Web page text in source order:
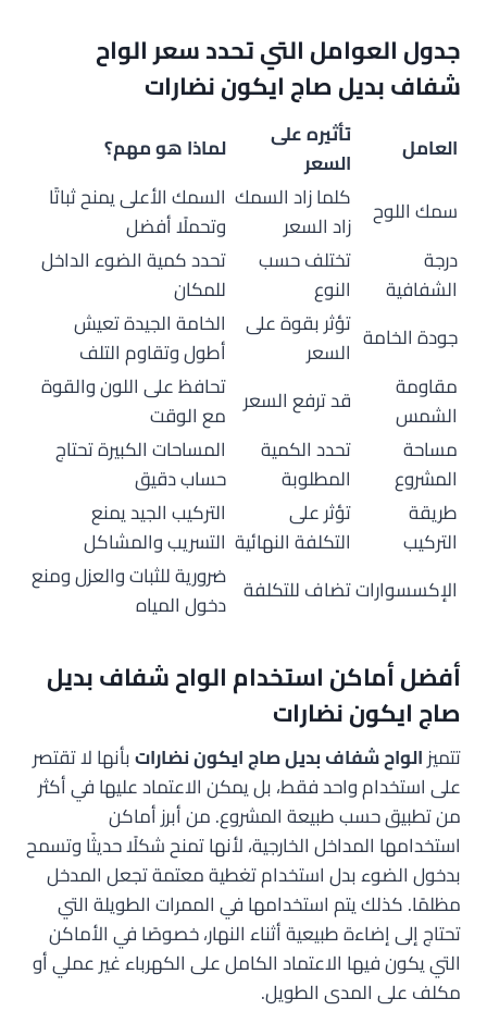
جدول العوامل التي تحدد سعر الواح
شفاف بديل صاج ايكون نضارات
العامل
تأثيره على
السعر
لماذا هو مهم؟
سمك اللوح
كلما زاد السمك
زاد السعر
السمك الأعلى يمنح ثباتًا
وتحملًا أفضل
درجة
الشفافية
تختلف حسب
النوع
تحدد كمية الضوء الداخل
للمكان
جودة الخامة تؤثر بقوة على
السعر
الخامة الجيدة تعيش
أطول وتقاوم التلف
مقاومة
الشمس
قد ترفع السعر تحافظ على اللون والقوة
مع الوقت
مساحة
المشروع
تحدد الكمية
المطلوبة
المساحات الكبيرة تحتاج
حساب دقيق
طريقة
التركيب
تؤثر على
التكلفة النهائية
التركيب الجيد يمنع
التسريب والمشاكل
الإكسسواراتتضاف للتكلفة ضرورية للثبات والعزل ومنع
دخول المياه
أفضل أماكن استخدام الواح شفاف بديل
صاج ايكون نضارات
تتميزالواح شفاف بديل صاج ايكون نضاراتبأنها لا تقتصر
على استخدام واحد فقط، بل يمكن الاعتماد عليها في أكثر
من تطبيق حسب طبيعة المشروع. من أبرز أماكن
استخدامها المداخل الخارجية، لأنها تمنح شكلًا حديثًا وتسمح
بدخول الضوء بدل استخدام تغطية معتمة تجعل المدخل
مظلمًا. كذلك يتم استخدامها في الممرات الطويلة التي
تحتاج إلى إضاءة طبيعية أثناء النهار، خصوصًا في الأماكن
التي يكون فيها الاعتماد الكامل على الكهرباء غير عملي أو
مكلف على المدى الطويل.